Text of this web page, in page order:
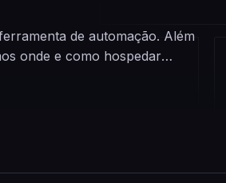
de automação. Além
onde e como hospedar